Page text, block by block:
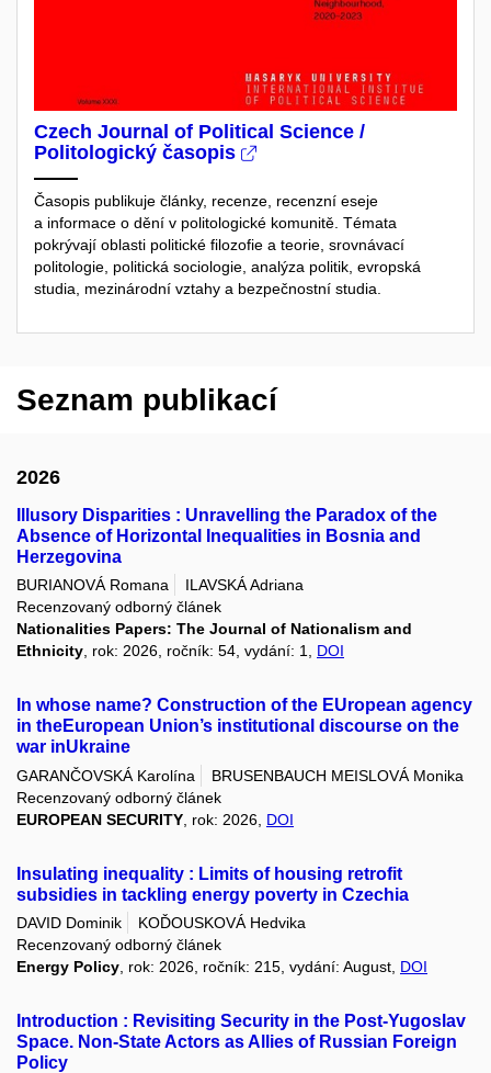
Czech Journal of Political Science /
Politologický časopis
Časopis publikuje články, recenze, recenzní eseje
a informace o dění v politologické komunitě. Témata
pokrývají oblasti politické filozofie a teorie, srovnávací
politologie, politická sociologie, analýza politik, evropská
studia, mezinárodní vztahy a bezpečnostní studia.
Seznam publikací
2026
Illusory Disparities : Unravelling the Paradox of the
Absence of Horizontal Inequalities in Bosnia and
Herzegovina
BURIANOVÁ Romana
ILAVSKÁ Adriana
Recenzovaný odborný článek
Nationalities Papers: The Journal of Nationalism and
Ethnicity, rok: 2026, ročník: 54, vydání: 1, DOI
In whose name? Construction of the EUropean agency
in theEuropean Union’s institutional discourse on the
war inUkraine
GARANČOVSKÁ Karolína
BRUSENBAUCH MEISLOVÁ Monika
Recenzovaný odborný článek
EUROPEAN SECURITY , rok: 2026, DOI
Insulating inequality : Limits of housing retrofit
subsidies in tackling energy poverty in Czechia
DAVID Dominik
KOĎOUSKOVÁ Hedvika
Recenzovaný odborný článek
Energy Policy , rok: 2026, ročník: 215, vydání: August, DOI
Introduction : Revisiting Security in the Post-Yugoslav
Space. Non-State Actors as Allies of Russian Foreign
Policy